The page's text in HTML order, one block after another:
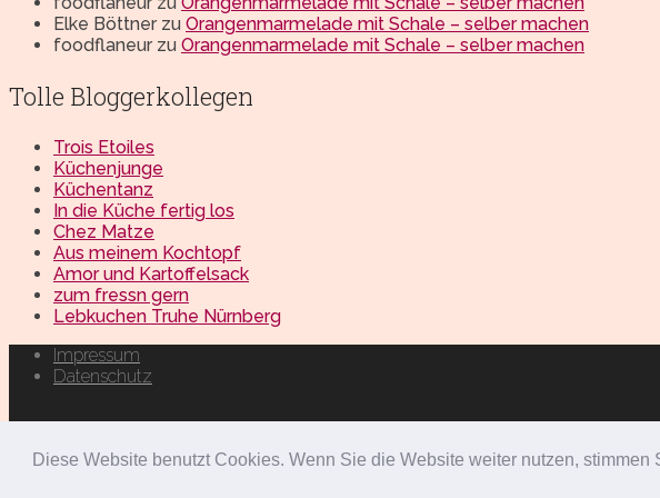
Diese Website benutzt Cookies. Wenn Sie die Website weiter nutzen,
Elke Böttner zu Orangenmarmelade mit Schale – selber machen
foodflaneur zu Orangenmarmelade mit Schale – selber machen
Tolle Bloggerkollegen
Trois Etoiles
Küchenjunge
Küchentanz
In die Küche fertig los
Chez Matze
Aus meinem Kochtopf
Amor und Kartoffelsack
zum fressn gern
Lebkuchen Truhe Nürnberg
Impressum
Datenschutz
foodflaneur Food-Blog ❤️Copyright © 2026.